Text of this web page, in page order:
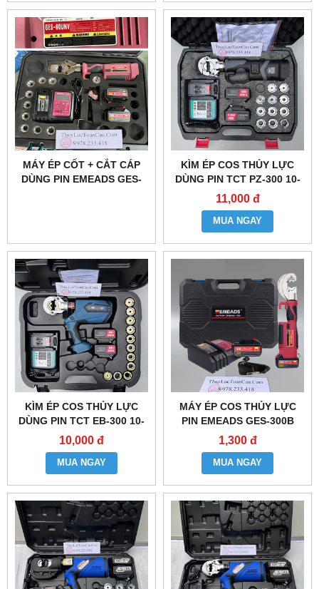
MÁY ÉP CỐT + CẮT CÁP
DÙNG PIN EMEADS GES-
KÌM ÉP COS THỦY LỰC
DÙNG PIN TCT PZ-300 10-
300MM2
11,000 đ
MUA NGAY
KÌM ÉP COS THỦY LỰC
DÙNG PIN TCT EB-300 10-
300MM2
10,000 đ
MUA NGAY
MÁY ÉP COS THỦY LỰC
PIN EMEADS GES-300B
1,300 đ
MUA NGAY